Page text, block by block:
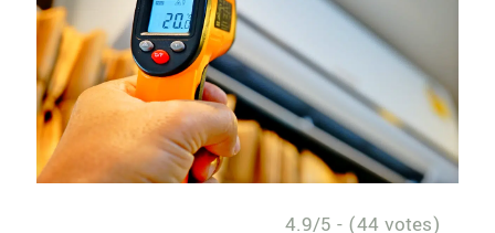
4.9/5 - (44 votes)